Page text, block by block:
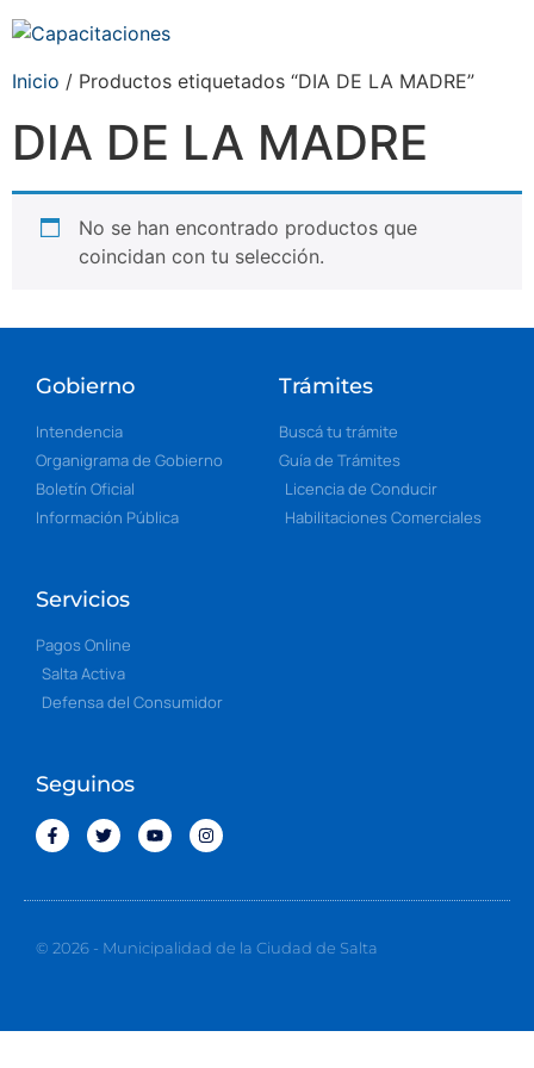
Inicio / Productos etiquetados “DIA DE LA MADRE”
DIA DE LA MADRE
No se han encontrado productos que
coincidan con tu selección.
Gobierno
Intendencia
Organigrama de Gobierno
Boletín Oficial
Información Pública
Trámites
Buscá tu trámite
Guía de Trámites
Licencia de Conducir
Habilitaciones Comerciales
Servicios
Pagos Online
Salta Activa
Defensa del Consumidor
Seguinos
© 2026 - Municipalidad de la Ciudad de Salta